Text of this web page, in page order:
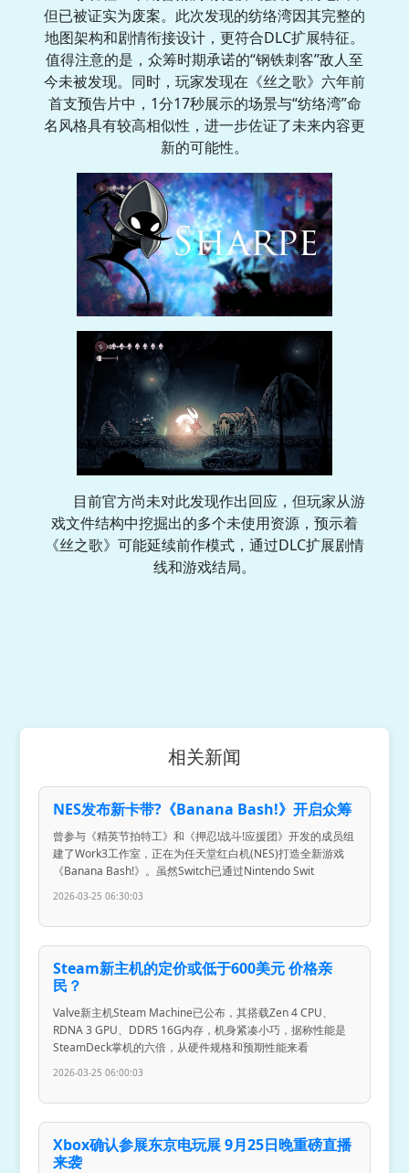
但已被证实为废案。此次发现的纺络湾因其完整的
地图架构和剧情衔接设计，更符合DLC扩展特征。
值得注意的是，众筹时期承诺的“钢铁刺客”敌人至
今未被发现。同时，玩家发现在《丝之歌》六年前
首支预告片中，1分17秒展示的场景与“纺络湾”命
名风格具有较高相似性，进一步佐证了未来内容更
新的可能性。
目前官方尚未对此发现作出回应，但玩家从游
戏文件结构中挖掘出的多个未使用资源，预示着
《丝之歌》可能延续前作模式，通过DLC扩展剧情
线和游戏结局。
相关新闻
NES发布新卡带?《Banana Bash!》开启众筹
曾参与《精英节拍特工》和《押忍!战斗!应援团》开发的成员组
建了Work3工作室，正在为任天堂红白机(NES)打造全新游戏
《Banana Bash!》。虽然Switch已通过Nintendo Swit
2026-03-25 06:30:03
Steam新主机的定价或低于600美元 价格亲
民？
Valve新主机Steam Machine已公布，其搭载Zen 4 CPU、
RDNA 3 GPU、DDR5 16G内存，机身紧凑小巧，据称性能是
SteamDeck掌机的六倍，从硬件规格和预期性能来看
2026-03-25 06:00:03
Xbox确认参展东京电玩展 9月25日晚重磅直播
来袭